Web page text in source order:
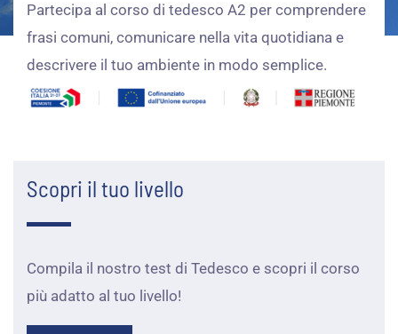
Partecipa al corso di tedesco A2 per comprendere
frasi comuni, comunicare nella vita quotidiana e
descrivere il tuo ambiente in modo semplice.
Scopri il tuo livello
Compila il nostro test di Tedesco e scopri il corso
più adatto al tuo livello!